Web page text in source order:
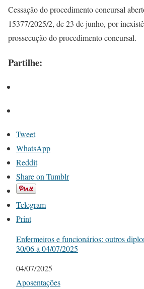
Cessação do procedimento concursal
15377/2025/2, de 23 de junho, por
prossecução do procedimento concursal.
Partilhe:
Tweet
WhatsApp
Reddit
Share on Tumblr
Telegram
Print
Enfermeiros e funcionários: outros
30/06 a 04/07/2025
Date
04/07/2025
In relation to
Aposentações